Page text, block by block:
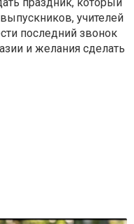
учителей
последний звонок
и желания сделать